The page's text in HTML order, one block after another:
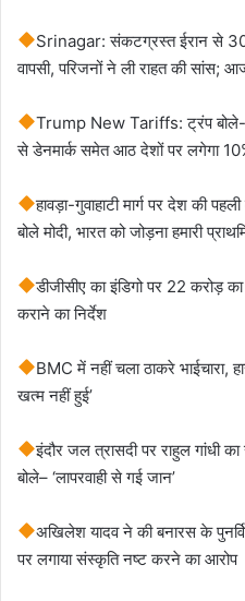
Srinagar: संकटग्रस्त ईरान से 30
वापसी, परिजनों ने ली राहत की सांस;
Trump New Tariffs: ट्रंप बोले-
से डेनमार्क समेत आठ देशों पर लगेगा
हावड़ा-गुवाहाटी मार्ग पर देश की
बोले मोदी, भारत को जोड़ना हमारी
डीजीसीए का इंडिगो पर 22 करोड़
कराने का निर्देश
BMC में नहीं चला ठाकरे भाईचारा,
खत्म नहीं हुई’
इंदौर जल त्रासदी पर राहुल गांधी का
बोले– ‘लापरवाही से गई जान’
अखिलेश यादव ने की बनारस के
पर लगाया संस्कृति नष्ट करने का आरोप